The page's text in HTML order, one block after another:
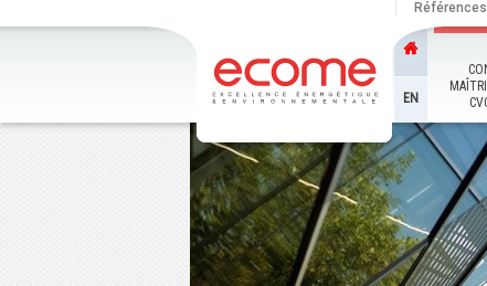
Références
EN